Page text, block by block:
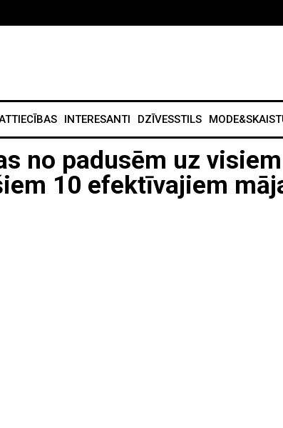
INTERESANTI DZĪVESSTILS
no padusēm uz visiem
10 efektīvajiem